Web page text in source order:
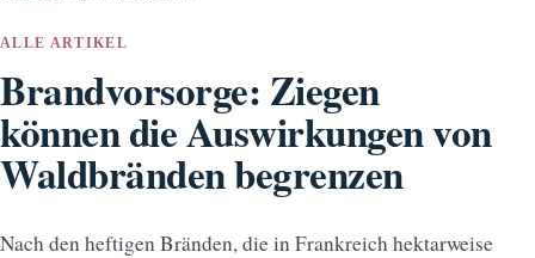
ALLE ARTIKEL
Brandvorsorge: Ziegen
können die Auswirkungen von
Waldbränden begrenzen
Nach den heftigen Bränden, die in Frankreich hektarweise